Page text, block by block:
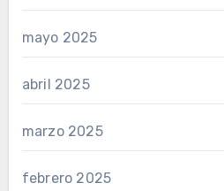
mayo 2025
abril 2025
marzo 2025
febrero 2025